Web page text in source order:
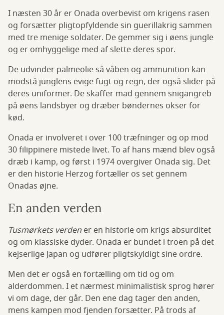
I næsten 30 år er Onada overbevist om krigens rasen
og forsætter pligtopfyldende sin guerillakrig sammen
med tre menige soldater. De gemmer sig i øens jungle
og er omhyggelige med af slette deres spor.
De udvinder palmeolie så våben og ammunition kan
modstå junglens evige fugt og regn, der også slider på
deres uniformer. De skaffer mad gennem snigangreb
på øens landsbyer og dræber bøndernes okser for
kød.
Onada er involveret i over 100 træfninger og op mod
30 filippinere mistede livet. To af hans mænd blev også
dræb i kamp, og først i 1974 overgiver Onada sig. Det
er den historie Herzog fortæller os set gennem
Onadas øjne.
En anden verden
Tusmørkets verden er en historie om krigs absurditet
og om klassiske dyder. Onada er bundet i troen på det
kejserlige Japan og udfører pligtskyldigt sine ordre.
Men det er også en fortælling om tid og om
alderdommen. I et nærmest minimalistisk sprog hører
vi om dage, der går. Den ene dag tager den anden,
mens kampen mod fjenden forsætter. På trods af